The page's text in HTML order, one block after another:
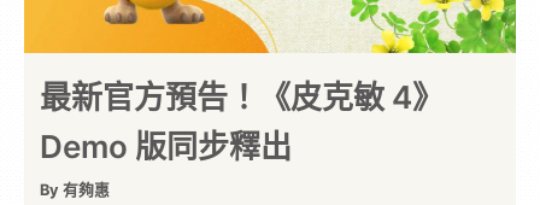
最新官方預告！《皮克敏 4》
Demo 版同步釋出
By 有夠惠